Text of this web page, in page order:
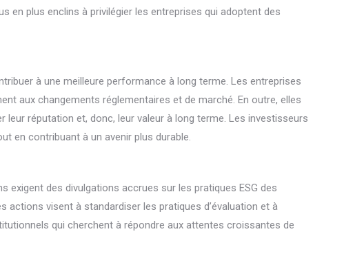
en plus enclins à privilégier les entreprises qui adoptent des
à une meilleure performance à long terme. Les entreprises
aux changements réglementaires et de marché. En outre, elles
réputation et, donc, leur valeur à long terme. Les investisseurs
en contribuant à un avenir plus durable.
exigent des divulgations accrues sur les pratiques ESG des
visent à standardiser les pratiques d’évaluation et à
qui cherchent à répondre aux attentes croissantes de